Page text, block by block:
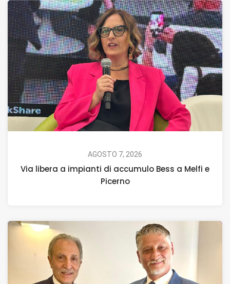
AGOSTO 7, 2026
Via libera a impianti di accumulo Bess a Melfi e
Picerno